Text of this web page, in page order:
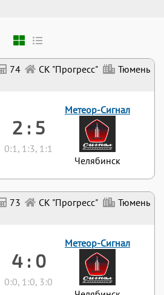
73 СК "Прогресс"
Тюмень
4 : 0
0:0, 1:0, 3:0
Метеор-Сигнал
74 СК "Прогресс"
Тюмень
2 : 5
0:1, 1:3, 1:1
Метеор-Сигнал
Челябинск